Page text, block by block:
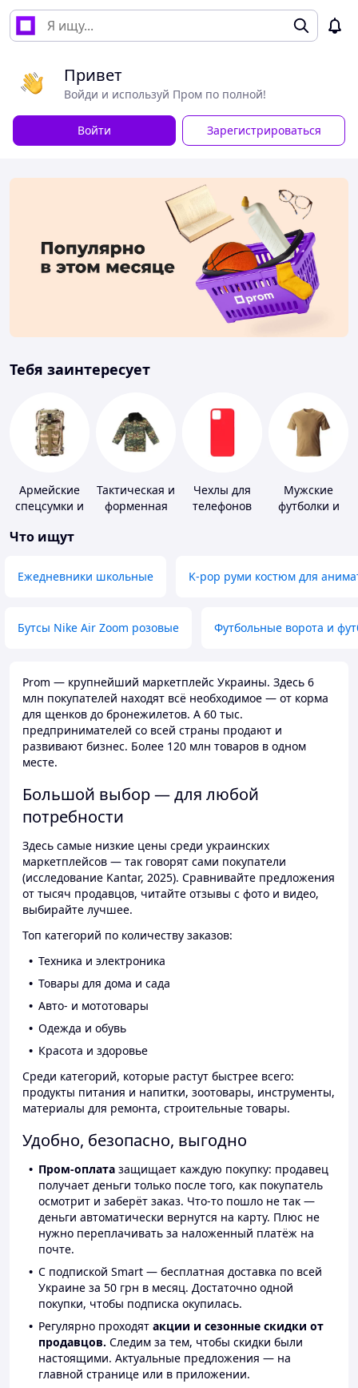
Привет
Войди и используй Пром по полной!
Войти Зарегистрироваться
Тебя заинтересует
Армейские
спецсумки и
Тактическая и
форменная
Чехлы для
телефонов
Мужские
футболки и
Что ищут
Ежедневники школьные K-pop руми костюм для
Бутсы Nike Air Zoom розовые Футбольные ворота и
Prom — крупнейший маркетплейс Украины. Здесь 6
млн покупателей находят всё необходимое — от корма
для щенков до бронежилетов. А 60 тыс.
предпринимателей со всей страны продают и
развивают бизнес. Более 120 млн товаров в одном
месте.
Большой выбор — для любой
потребности
Здесь самые низкие цены среди украинских
маркетплейсов — так говорят сами покупатели
(исследование Kantar, 2025). Сравнивайте предложения
от тысяч продавцов, читайте отзывы с фото и видео,
выбирайте лучшее.
Топ категорий по количеству заказов:
Техника и электроника
Товары для дома и сада
Авто- и мототовары
Одежда и обувь
Красота и здоровье
Среди категорий, которые растут быстрее всего:
продукты питания и напитки, зоотовары, инструменты,
материалы для ремонта, строительные товары.
Удобно, безопасно, выгодно
Пром-оплата защищает каждую покупку: продавец
получает деньги только после того, как покупатель
осмотрит и заберёт заказ. Что-то пошло не так —
деньги автоматически вернутся на карту. Плюс не
нужно переплачивать за наложенный платёж на
почте.
С подпиской Smart — бесплатная доставка по всей
Украине за 50 грн в месяц. Достаточно одной
покупки, чтобы подписка окупилась.
Регулярно проходят акции и сезонные скидки от
продавцов. Следим за тем, чтобы скидки были
настоящими. Актуальные предложения — на
главной странице или в приложении.